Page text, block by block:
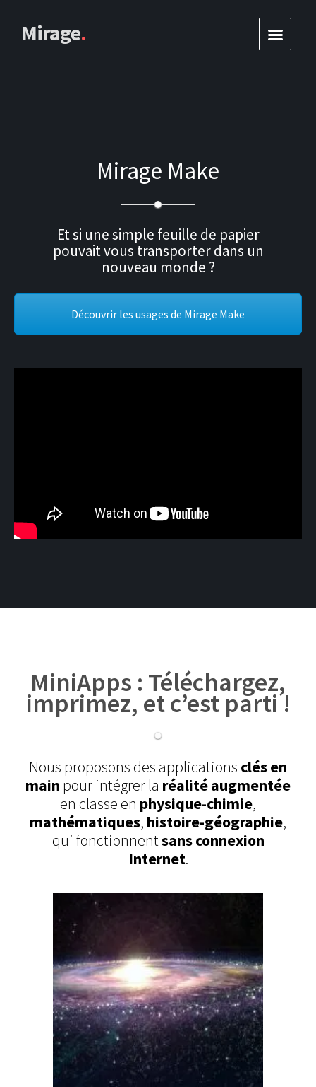
Mirage.
Mirage Make
Et si une simple feuille de papier
pouvait vous transporter dans un
nouveau monde ?
Découvrir les usages de Mirage Make
MiniApps : Téléchargez,
imprimez, et c’est parti !
Nous proposons des applications clés en
main pour intégrer la réalité augmentée
en classe en physique-chimie,
mathématiques, histoire-géographie,
qui fonctionnentsans connexion
Internet.